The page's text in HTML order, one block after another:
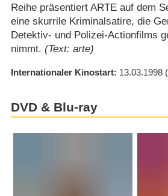
Reihe präsentiert ARTE auf dem
eine skurrile Kriminalsatire, die
Detektiv- und Polizei-Actionfilms
nimmt. (Text: arte)
Internationaler Kinostart 13.03.1998
DVD & Blu-ray